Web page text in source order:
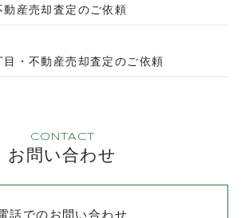
産売却査定のご依頼
目・不動産売却査定のご依頼
CONTACT
お問い合わせ
話でのお問い合わせ